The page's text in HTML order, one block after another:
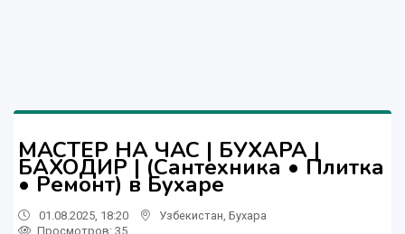
МАСТЕР НА ЧАС | БУХАРА |
БАХОДИР | (Сантехника • Плитка
• Ремонт) в Бухаре
01.08.2025, 18:20 Узбекистан Бухара
Просмотров: 35